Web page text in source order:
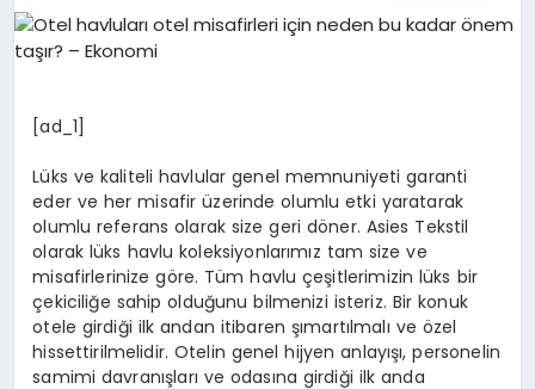
DÜNYA
MAGAZIN
SAĞLIK
TEKNOLOJI
[ad_1]
Lüks ve kaliteli havlular genel memnuniyeti garanti
eder ve her misafir üzerinde olumlu etki yaratarak
olumlu referans olarak size geri döner. Asies Tekstil
olarak lüks havlu koleksiyonlarımız tam size ve
misafirlerinize göre. Tüm havlu çeşitlerimizin lüks bir
çekiciliğe sahip olduğunu bilmenizi isteriz. Bir konuk
otele girdiği ilk andan itibaren şımartılmalı ve özel
hissettirilmelidir. Otelin genel hijyen anlayışı, personelin
samimi davranışları ve odasına girdiği ilk anda